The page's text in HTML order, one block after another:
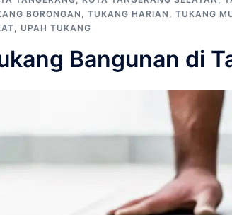
BORONGAN , TUKANG HARIAN , TUKANG
, UPAH TUKANG
Bangunan di